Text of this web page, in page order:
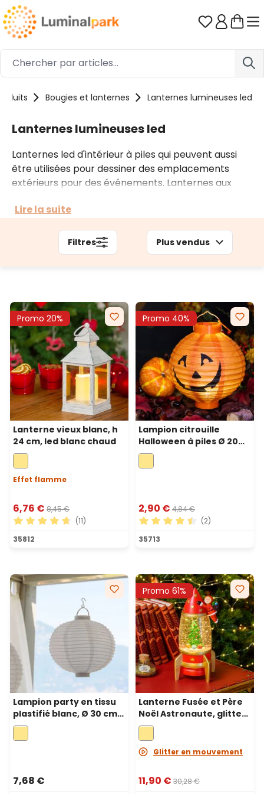
Passer au contenu principal Vous avez
Bougies et lanternes Lanternes lumineuses led
Lanternes lumineuses led
Lanternes led d'intérieur à piles qui peuvent aussi
être utilisées pour dessiner des emplacements
extérieurs pour des événements. Lanternes aux
avec des bougies LED ou de microled à l'intérieur.
des déco Noël ou d'intérieur maison, pour des
commerces.
Lire la suite
Filtres Plus vendus
Promo 20%
Lanterne vieux blanc, h
24 cm, led blanc chaud
Effet flamme
6,76 € 8,45 €
Note moyenne de 4.82 sur 5 étoiles
(11)
35812
Promo 40%
Lampion citrouille
Halloween à piles Ø 20
cm, led blanc chaud
2,90 € 4,84 €
Note moyenne de 4.5 sur
(2)
35713
Lampion party en tissu
plastifié blanc, Ø 30 cm,
3 led blanc chaud
7,68 €
Promo 61%
Lanterne Fusée et Père
Noël Astronaute, glitter
scintillant, h 27,5 cm, led
blanc chaud
Glitter en mouvement
11,90 € 30,28 €